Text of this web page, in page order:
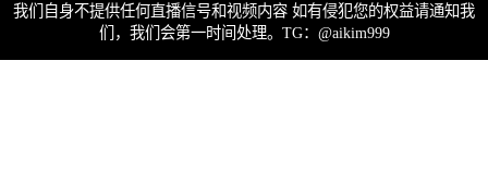
我们自身不提供任何直播信号和视频内容 如有侵犯您的权益请通知我
们，我们会第一时间处理。TG：@aikim999